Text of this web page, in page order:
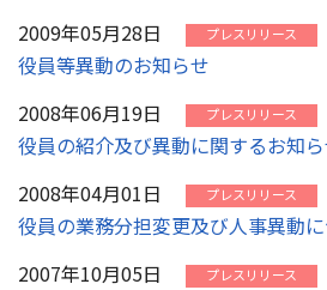
2009年05月28日
プレスリリース
役員等異動のお知らせ
2008年06月19日
プレスリリース
役員の紹介及び異動に関するお知
2008年04月01日
プレスリリース
役員の業務分担変更及び人事異動
2007年10月05日
プレスリリース